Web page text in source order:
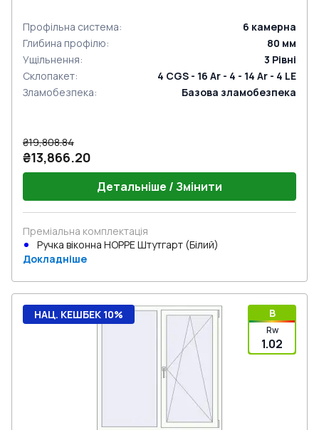
Профільна система: 6 камерна
Глибина профілю: 80 мм
Ущільнення: 3 Рівні
Склопакет:
4 CGS - 16 Ar - 4 - 14 Ar - 4 LE
Зламобезпека: Базова зламобезпека
₴19,808.84
₴13,866.20
Детальніше / Змінити
Преміальна комплектація
Ручка віконна HOPPE Штутгарт (Білий)
Докладніше
B
Rw
1.02
НАЦ. КЕШБЕК 10%